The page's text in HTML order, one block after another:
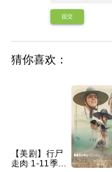
提交
猜你喜欢：
【美剧】行尸
走肉 1-11季